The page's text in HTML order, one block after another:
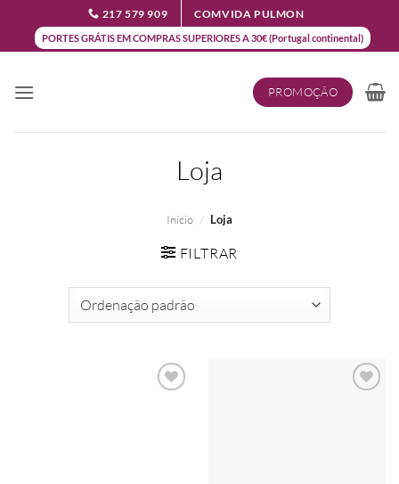
content
217 579 909 COMVIDA PULMON
PORTES GRÁTIS EM COMPRAS SUPERIORES A 30€ (Portugal continental)
PROMOÇÃO
Loja
Início / Loja
FILTRAR